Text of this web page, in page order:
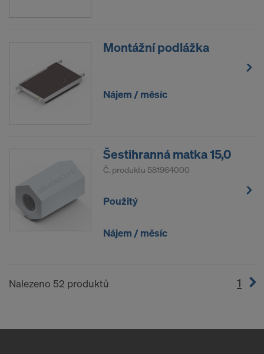
Montážní podlážka
Nájem / měsíc
Šestihranná matka 15,0
Č. produktu 581964000
Použitý
Nájem / měsíc
Nalezeno 52 produktů 1